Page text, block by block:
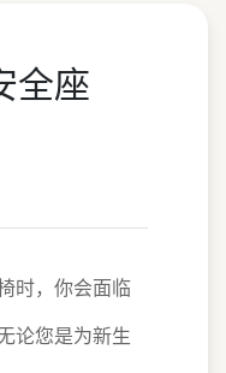
全座
时，你会面临
论您是为新生